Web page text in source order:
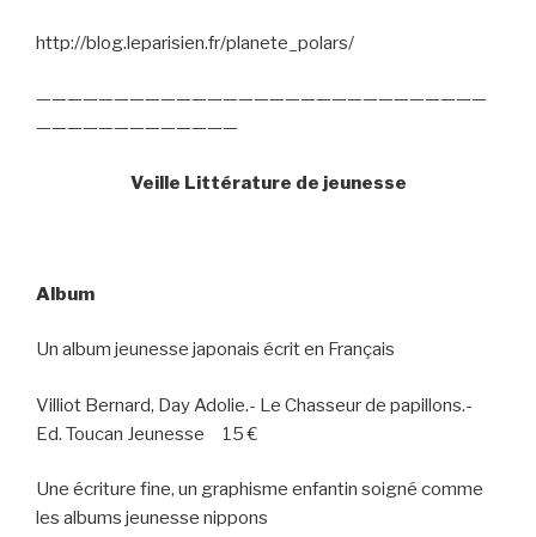
http://blog.leparisien.fr/planete_polars/
—————————————————————————————
—————————————
Veille Littérature de jeunesse
Album
Un album jeunesse japonais écrit en Français
Villiot Bernard, Day Adolie.- Le Chasseur de papillons.-
Ed. Toucan Jeunesse
15 €
Une écriture fine, un graphisme enfantin soigné comme
les albums jeunesse nippons